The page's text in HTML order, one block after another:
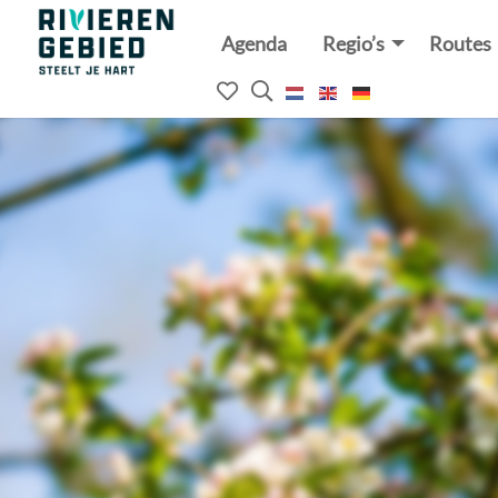
Rivierenland
website
Agenda Regio’s Routes
Mijn
favorieten
Open
het
zoekveld